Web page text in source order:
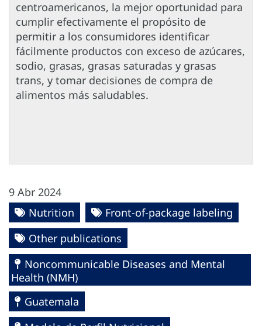
centroamericanos, la mejor oportunidad para
cumplir efectivamente el propósito de
permitir a los consumidores identificar
fácilmente productos con exceso de azúcares,
sodio, grasas, grasas saturadas y grasas
trans, y tomar decisiones de compra de
alimentos más saludables.
9 Abr 2024
Nutrition
Front-of-package labeling
Other publications
Noncommunicable Diseases and Mental
Health (NMH)
Guatemala